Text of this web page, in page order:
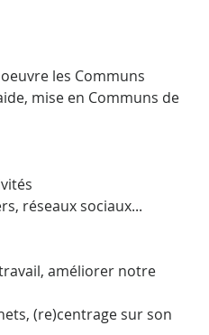
les Communs
mise en Communs de
réseaux sociaux...
améliorer notre
(re)centrage sur son